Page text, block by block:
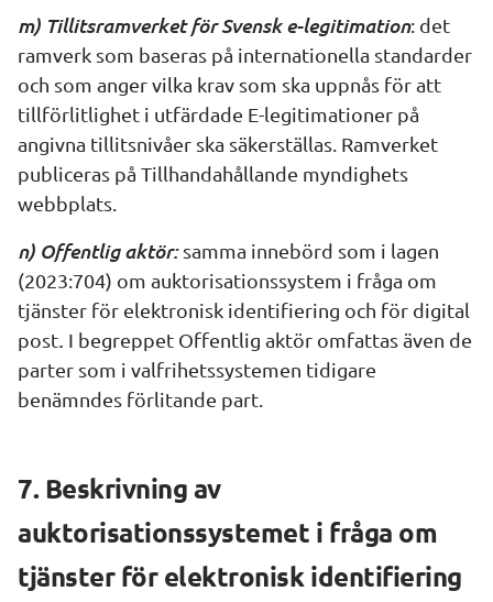
m) Tillitsramverket för Svensk e-legitimation: det
ramverk som baseras på internationella standarder
och som anger vilka krav som ska uppnås för att
tillförlitlighet i utfärdade E-legitimationer på
angivna tillitsnivåer ska säkerställas. Ramverket
publiceras på Tillhandahållande myndighets
webbplats.
n) Offentlig aktör: samma innebörd som i lagen
(2023:704) om auktorisationssystem i fråga om
tjänster för elektronisk identifiering och för digital
post. I begreppet Offentlig aktör omfattas även de
parter som i valfrihetssystemen tidigare
benämndes förlitande part.
7. Beskrivning av
auktorisationssystemet i fråga om
tjänster för elektronisk identifiering